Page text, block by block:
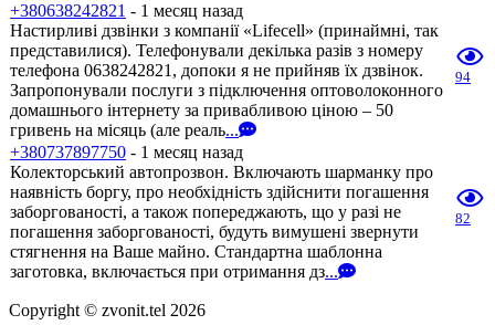
+380638242821 - 1 месяц назад
Настирливі дзвінки з компанії «Lifecell» (принаймні, так
представилися). Телефонували декілька разів з номеру
телефона 0638242821, допоки я не прийняв їх дзвінок.
Запропонували послуги з підключення оптоволоконного
домашнього інтернету за привабливою ціною – 50
гривень на місяць (але реаль...
94
+380737897750 - 1 месяц назад
Колекторський автопрозвон. Включають шарманку про
наявність боргу, про необхідність здійснити погашення
заборгованості, а також попереджають, що у разі не
погашення заборгованості, будуть вимушені звернути
стягнення на Ваше майно. Стандартна шаблонна
заготовка, включається при отримання дз...
82
Copyright © zvonit.tel 2026